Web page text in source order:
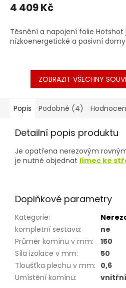
4 409 Kč
Těsnění a napojení folie
nízkoenergetické a pasivní domy
ZOBRAZIT VŠECHNY
Popis Podobné (4)
Detailní popis produktu
Je opatřena nerezovým
je nutné objednat límec ke
Doplňkové parametry
Kategorie:
kompletní sestava:
ne
Průměr komínu v mm:
150
Síla izolace v mm:
50
Tloušťka plechu v mm: 0,6
Umístění komínu: